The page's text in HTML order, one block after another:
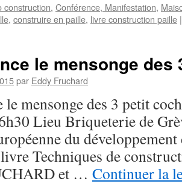
construction, Conférence, Manifestation,
, construire en paille, livre construction paille |
le mensonge
par Eddy Fruchard
le mensonge des 3 petit
Lieu Briqueterie de
du
Techniques de
et … Continuer la